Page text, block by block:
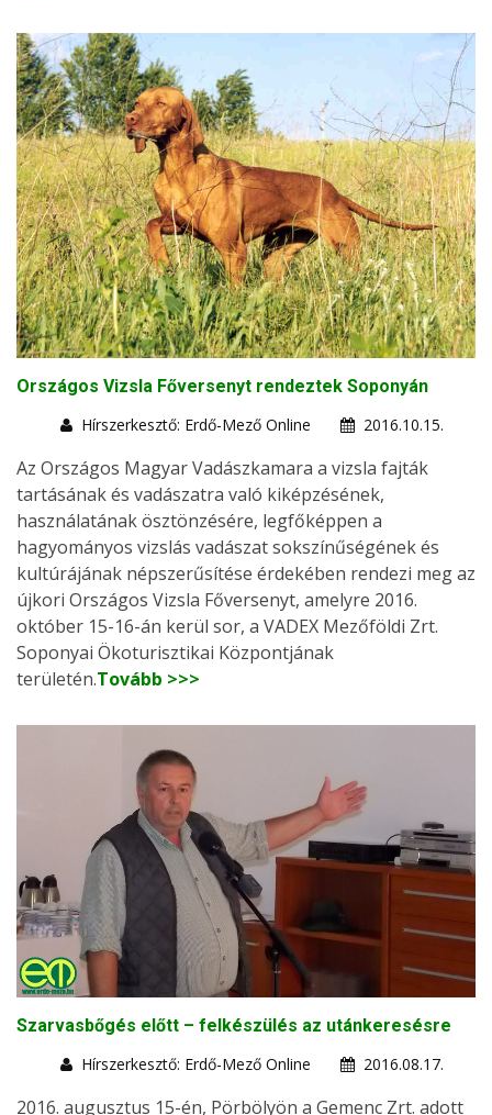
Országos Vizsla Főversenyt rendeztek Soponyán
Hírszerkesztő: Erdő-Mező Online
2016.10.15.
Az Országos Magyar Vadászkamara a vizsla fajták
tartásának és vadászatra való kiképzésének,
használatának ösztönzésére, legfőképpen a
hagyományos vizslás vadászat sokszínűségének és
kultúrájának népszerűsítése érdekében rendezi meg az
újkori Országos Vizsla Főversenyt, amelyre 2016.
október 15-16-án kerül sor, a VADEX Mezőföldi Zrt.
Soponyai Ökoturisztikai Központjának
területén.Tovább >>>
Szarvasbőgés előtt – felkészülés az utánkeresésre
Hírszerkesztő: Erdő-Mező Online
2016.08.17.
2016. augusztus 15-én, Pörbölyön a Gemenc Zrt. adott